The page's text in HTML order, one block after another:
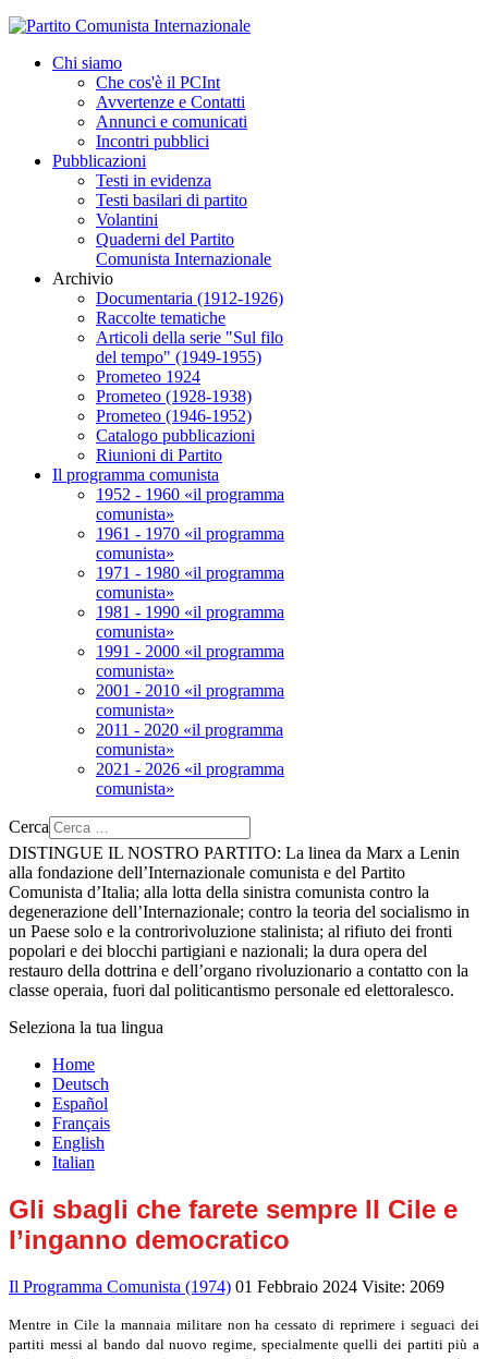
Chi siamo
Che cos'è il PCInt
Avvertenze e Contatti
Annunci e comunicati
Incontri pubblici
Pubblicazioni
Testi in evidenza
Testi basilari di partito
Volantini
Quaderni del Partito
Comunista Internazionale
Archivio
Documentaria (1912-1926)
Raccolte tematiche
Articoli della serie "Sul filo
del tempo" (1949-1955)
Prometeo 1924
Prometeo (1928-1938)
Prometeo (1946-1952)
Catalogo pubblicazioni
Riunioni di Partito
Il programma comunista
1952 - 1960 «il programma
comunista»
1961 - 1970 «il programma
comunista»
1971 - 1980 «il programma
comunista»
1981 - 1990 «il programma
comunista»
1991 - 2000 «il programma
comunista»
2001 - 2010 «il programma
comunista»
2011 - 2020 «il programma
comunista»
2021 - 2026 «il programma
comunista»
Cerca
DISTINGUE IL NOSTRO PARTITO: La linea da Marx a Lenin
alla fondazione dell’Internazionale comunista e del Partito
Comunista d’Italia; alla lotta della sinistra comunista contro la
degenerazione dell’Internazionale; contro la teoria del socialismo in
un Paese solo e la controrivoluzione stalinista; al rifiuto dei fronti
popolari e dei blocchi partigiani e nazionali; la dura opera del
restauro della dottrina e dell’organo rivoluzionario a contatto con la
classe operaia, fuori dal politicantismo personale ed elettoralesco.
Seleziona la tua lingua
Home
Deutsch
Español
Français
English
Italian
Gli sbagli che farete sempre Il Cile e
l’inganno democratico
Il Programma Comunista (1974) 01 Febbraio 2024 Visite: 2069
Mentre in Cile la mannaia militare non ha cessato di reprimere i seguaci dei
partiti messi al bando dal nuovo regime, specialmente quelli dei partiti più a